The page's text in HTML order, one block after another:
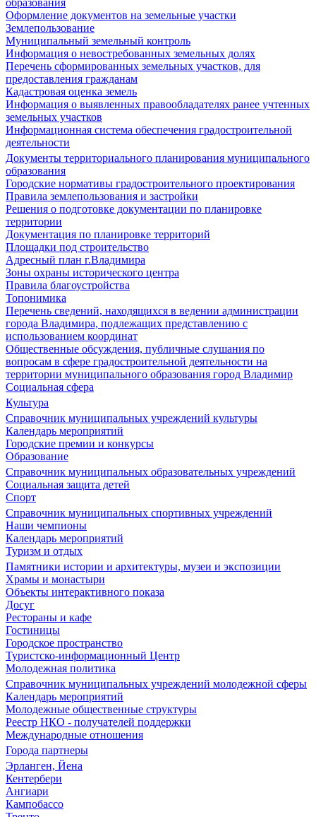
образования
Оформление документов на земельные участки
Землепользование
Муниципальный земельный контроль
Информация о невостребованных земельных долях
Перечень сформированных земельных участков, для
предоставления гражданам
Кадастровая оценка земель
Информация о выявленных правообладателях ранее учтенных
земельных участков
Информационная система обеспечения градостроительной
деятельности
Документы территориального планирования муниципального
образования
Городские нормативы градостроительного проектирования
Правила землепользования и застройки
Решения о подготовке документации по планировке
территории
Документация по планировке территорий
Площадки под строительство
Адресный план г.Владимира
Зоны охраны исторического центра
Правила благоустройства
Топонимика
Перечень сведений, находящихся в ведении администрации
города Владимира, подлежащих представлению с
использованием координат
Общественные обсуждения, публичные слушания по
вопросам в сфере градостроительной деятельности на
территории муниципального образования город Владимир
Социальная сфера
Культура
Справочник муниципальных учреждений культуры
Календарь мероприятий
Городские премии и конкурсы
Образование
Справочник муниципальных образовательных учреждений
Социальная защита детей
Спорт
Справочник муниципальных спортивных учреждений
Наши чемпионы
Календарь мероприятий
Туризм и отдых
Памятники истории и архитектуры, музеи и экспозиции
Храмы и монастыри
Объекты интерактивного показа
Досуг
Рестораны и кафе
Гостиницы
Городское пространство
Туристско-информационный Центр
Молодежная политика
Справочник муниципальных учреждений молодежной сферы
Календарь мероприятий
Молодежные общественные структуры
Реестр НКО - получателей поддержки
Международные отношения
Города партнеры
Эрланген, Йена
Кентербери
Ангиари
Кампобассо